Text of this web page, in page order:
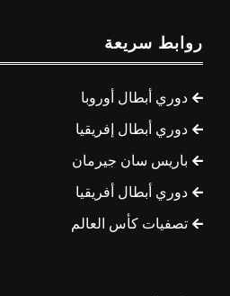
روابط سريعة
دوري أبطال أوروبا
دوري أبطال إفريقيا
باريس سان جيرمان
دوري أبطال أفريقيا
تصفيات كأس العالم